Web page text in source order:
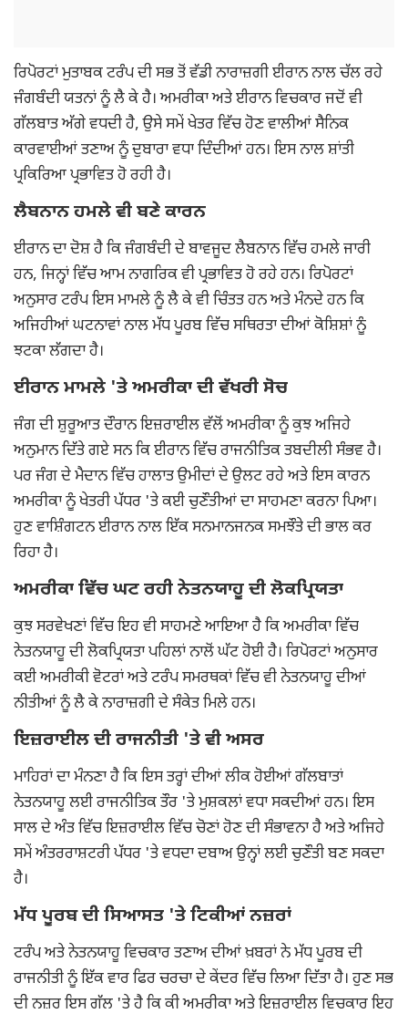
ਰਿਪੋਰਟਾਂ ਮੁਤਾਬਕ ਟਰੰਪ ਦੀ ਸਭ ਤੋਂ ਵੱਡੀ ਨਾਰਾਜ਼ਗੀ ਈਰਾਨ ਨਾਲ ਚੱਲ ਰਹੇ
ਜੰਗਬੰਦੀ ਯਤਨਾਂ ਨੂੰ ਲੈ ਕੇ ਹੈ। ਅਮਰੀਕਾ ਅਤੇ ਈਰਾਨ ਵਿਚਕਾਰ ਜਦੋਂ ਵੀ
ਗੱਲਬਾਤ ਅੱਗੇ ਵਧਦੀ ਹੈ, ਉਸੇ ਸਮੇਂ ਖੇਤਰ ਵਿੱਚ ਹੋਣ ਵਾਲੀਆਂ ਸੈਨਿਕ
ਕਾਰਵਾਈਆਂ ਤਣਾਅ ਨੂੰ ਦੁਬਾਰਾ ਵਧਾ ਦਿੰਦੀਆਂ ਹਨ। ਇਸ ਨਾਲ ਸ਼ਾਂਤੀ
ਪ੍ਰਕਿਰਿਆ ਪ੍ਰਭਾਵਿਤ ਹੋ ਰਹੀ ਹੈ।
ਲੈਬਨਾਨ ਹਮਲੇ ਵੀ ਬਣੇ ਕਾਰਨ
ਈਰਾਨ ਦਾ ਦੋਸ਼ ਹੈ ਕਿ ਜੰਗਬੰਦੀ ਦੇ ਬਾਵਜੂਦ ਲੈਬਨਾਨ ਵਿੱਚ ਹਮਲੇ ਜਾਰੀ
ਹਨ, ਜਿਨ੍ਹਾਂ ਵਿੱਚ ਆਮ ਨਾਗਰਿਕ ਵੀ ਪ੍ਰਭਾਵਿਤ ਹੋ ਰਹੇ ਹਨ। ਰਿਪੋਰਟਾਂ
ਅਨੁਸਾਰ ਟਰੰਪ ਇਸ ਮਾਮਲੇ ਨੂੰ ਲੈ ਕੇ ਵੀ ਚਿੰਤਤ ਹਨ ਅਤੇ ਮੰਨਦੇ ਹਨ ਕਿ
ਅਜਿਹੀਆਂ ਘਟਨਾਵਾਂ ਨਾਲ ਮੱਧ ਪੂਰਬ ਵਿੱਚ ਸਥਿਰਤਾ ਦੀਆਂ ਕੋਸ਼ਿਸ਼ਾਂ ਨੂੰ
ਝਟਕਾ ਲੱਗਦਾ ਹੈ।
ਈਰਾਨ ਮਾਮਲੇ 'ਤੇ ਅਮਰੀਕਾ ਦੀ ਵੱਖਰੀ ਸੋਚ
ਜੰਗ ਦੀ ਸ਼ੁਰੂਆਤ ਦੌਰਾਨ ਇਜ਼ਰਾਈਲ ਵੱਲੋਂ ਅਮਰੀਕਾ ਨੂੰ ਕੁਝ ਅਜਿਹੇ
ਅਨੁਮਾਨ ਦਿੱਤੇ ਗਏ ਸਨ ਕਿ ਈਰਾਨ ਵਿੱਚ ਰਾਜਨੀਤਿਕ ਤਬਦੀਲੀ ਸੰਭਵ ਹੈ।
ਪਰ ਜੰਗ ਦੇ ਮੈਦਾਨ ਵਿੱਚ ਹਾਲਾਤ ਉਮੀਦਾਂ ਦੇ ਉਲਟ ਰਹੇ ਅਤੇ ਇਸ ਕਾਰਨ
ਅਮਰੀਕਾ ਨੂੰ ਖੇਤਰੀ ਪੱਧਰ 'ਤੇ ਕਈ ਚੁਣੌਤੀਆਂ ਦਾ ਸਾਹਮਣਾ ਕਰਨਾ ਪਿਆ।
ਹੁਣ ਵਾਸ਼ਿੰਗਟਨ ਈਰਾਨ ਨਾਲ ਇੱਕ ਸਨਮਾਨਜਨਕ ਸਮਝੌਤੇ ਦੀ ਭਾਲ ਕਰ
ਰਿਹਾ ਹੈ।
ਅਮਰੀਕਾ ਵਿੱਚ ਘਟ ਰਹੀ ਨੇਤਨਯਾਹੂ ਦੀ ਲੋਕਪ੍ਰਿਯਤਾ
ਕੁਝ ਸਰਵੇਖਣਾਂ ਵਿੱਚ ਇਹ ਵੀ ਸਾਹਮਣੇ ਆਇਆ ਹੈ ਕਿ ਅਮਰੀਕਾ ਵਿੱਚ
ਨੇਤਨਯਾਹੂ ਦੀ ਲੋਕਪ੍ਰਿਯਤਾ ਪਹਿਲਾਂ ਨਾਲੋਂ ਘੱਟ ਹੋਈ ਹੈ। ਰਿਪੋਰਟਾਂ ਅਨੁਸਾਰ
ਕਈ ਅਮਰੀਕੀ ਵੋਟਰਾਂ ਅਤੇ ਟਰੰਪ ਸਮਰਥਕਾਂ ਵਿੱਚ ਵੀ ਨੇਤਨਯਾਹੂ ਦੀਆਂ
ਨੀਤੀਆਂ ਨੂੰ ਲੈ ਕੇ ਨਾਰਾਜ਼ਗੀ ਦੇ ਸੰਕੇਤ ਮਿਲੇ ਹਨ।
ਇਜ਼ਰਾਈਲ ਦੀ ਰਾਜਨੀਤੀ 'ਤੇ ਵੀ ਅਸਰ
ਮਾਹਿਰਾਂ ਦਾ ਮੰਨਣਾ ਹੈ ਕਿ ਇਸ ਤਰ੍ਹਾਂ ਦੀਆਂ ਲੀਕ ਹੋਈਆਂ ਗੱਲਬਾਤਾਂ
ਨੇਤਨਯਾਹੂ ਲਈ ਰਾਜਨੀਤਿਕ ਤੌਰ 'ਤੇ ਮੁਸ਼ਕਲਾਂ ਵਧਾ ਸਕਦੀਆਂ ਹਨ। ਇਸ
ਸਾਲ ਦੇ ਅੰਤ ਵਿੱਚ ਇਜ਼ਰਾਈਲ ਵਿੱਚ ਚੋਣਾਂ ਹੋਣ ਦੀ ਸੰਭਾਵਨਾ ਹੈ ਅਤੇ ਅਜਿਹੇ
ਸਮੇਂ ਅੰਤਰਰਾਸ਼ਟਰੀ ਪੱਧਰ 'ਤੇ ਵਧਦਾ ਦਬਾਅ ਉਨ੍ਹਾਂ ਲਈ ਚੁਣੌਤੀ ਬਣ ਸਕਦਾ
ਹੈ।
ਮੱਧ ਪੂਰਬ ਦੀ ਸਿਆਸਤ 'ਤੇ ਟਿਕੀਆਂ ਨਜ਼ਰਾਂ
ਟਰੰਪ ਅਤੇ ਨੇਤਨਯਾਹੂ ਵਿਚਕਾਰ ਤਣਾਅ ਦੀਆਂ ਖ਼ਬਰਾਂ ਨੇ ਮੱਧ ਪੂਰਬ ਦੀ
ਰਾਜਨੀਤੀ ਨੂੰ ਇੱਕ ਵਾਰ ਫਿਰ ਚਰਚਾ ਦੇ ਕੇਂਦਰ ਵਿੱਚ ਲਿਆ ਦਿੱਤਾ ਹੈ। ਹੁਣ ਸਭ
ਦੀ ਨਜ਼ਰ ਇਸ ਗੱਲ 'ਤੇ ਹੈ ਕਿ ਕੀ ਅਮਰੀਕਾ ਅਤੇ ਇਜ਼ਰਾਈਲ ਵਿਚਕਾਰ ਇਹ